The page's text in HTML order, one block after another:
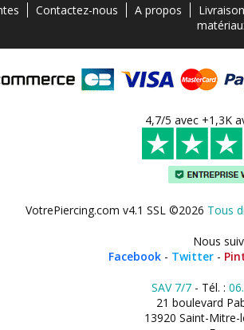
Contactez-nous A propos Livraison
4,7/5 avec +1,3K
VotrePiercing.com v4.1 SSL ©2026 Tous
Nous
Facebook - Twitter -
SAV 7/7- Tél. :
21 boulevard
13920 Saint-Mitre-